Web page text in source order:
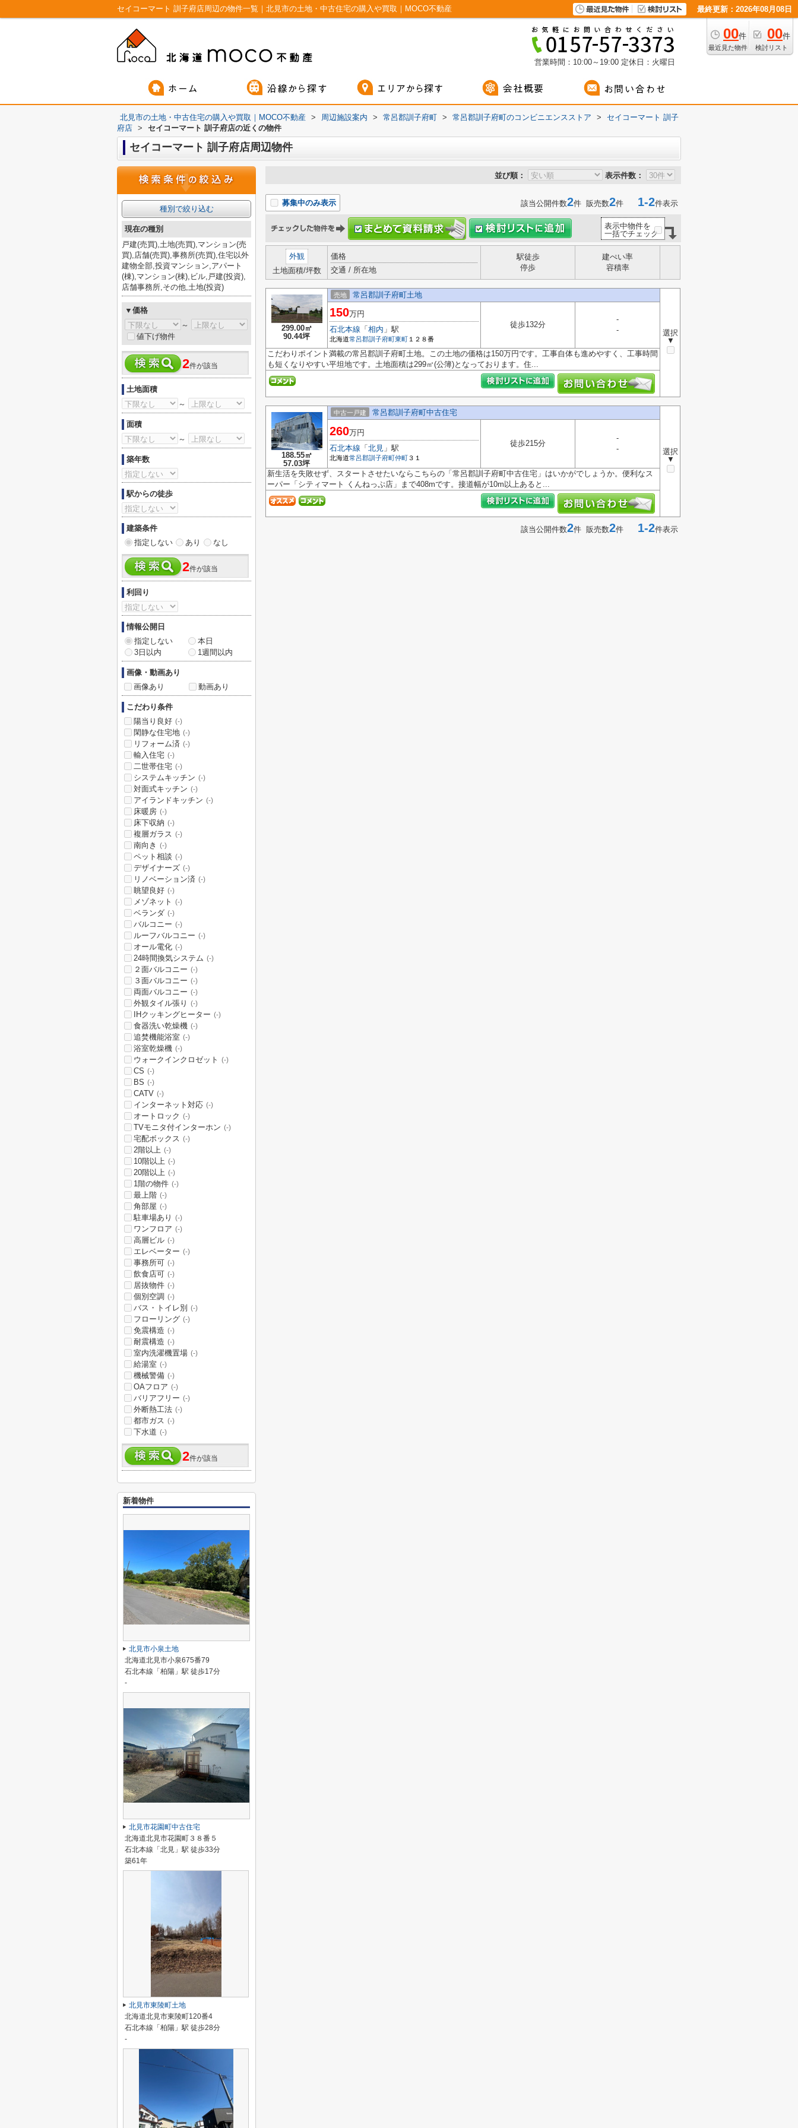
セイコーマート 訓子府店周辺の物件一覧｜北見市の土地・中古住宅の購入や買取｜MOCO不動産 最終更新：2026年08月08日
00件
最近見た物件
00件
検討リスト
営業時間：10:00～19:00 定休日：火曜日
北見市の土地・中古住宅の購入や買取｜MOCO不動産 > 周辺施設案内 > 常呂郡訓子府町 > 常呂郡訓子府町のコンビニエンスストア >
セイコーマート 訓子
府店 > セイコーマート 訓子府店の近くの物件
セイコーマート 訓子府店周辺物件
並び順： 表示件数：
募集中のみ表示 該当公開件数2件 販売数2件 1-2件表示
表示中物件を
一括でチェック
外観
土地面積/坪数
価格
交通 / 所在地
駅徒歩
停歩
建ぺい率
容積率
299.00㎡
90.44坪
売地 常呂郡訓子府町土地
選択
▼
150万円
石北本線 「 相内 」駅
北海道常呂郡訓子府町東町 １２８番
徒歩132分
-
-
こだわりポイント満載の常呂郡訓子府町土地。この土地の価格は150万円です。工事自体も進めやすく、工事時間
も短くなりやすい平坦地です。土地面積は299㎡(公簿)となっております。住...
188.55㎡
57.03坪
中古一戸建 常呂郡訓子府町中古住宅
選択
▼
260万円
石北本線 「 北見 」駅
北海道常呂郡訓子府町仲町 ３１
徒歩215分
-
-
新生活を失敗せず、スタートさせたいならこちらの「常呂郡訓子府町中古住宅」はいかがでしょうか。便利なス
ーパー「シティマート くんねっぷ店」まで408mです。接道幅が10m以上あると...
該当公開件数2件 販売数2件 1-2件表示
種別で絞り込む
現在の種別
戸建(売買),土地(売買),マンション(売
買),店舗(売買),事務所(売買),住宅以外
建物全部,投資マンション,アパート
(棟),マンション(棟),ビル,戸建(投資),
店舗事務所,その他,土地(投資)
▼価格
～
値下げ物件
2件が該当
土地面積
～
面積
～
築年数
駅からの徒歩
建築条件
指定しない
あり なし
2件が該当
利回り
情報公開日
指定しない
本日
3日以内
1週間以内
画像・動画あり
画像あり
動画あり
こだわり条件
陽当り良好 (-)
閑静な住宅地 (-)
リフォーム済 (-)
輸入住宅 (-)
二世帯住宅 (-)
システムキッチン (-)
対面式キッチン (-)
アイランドキッチン (-)
床暖房 (-)
床下収納 (-)
複層ガラス (-)
南向き (-)
ペット相談 (-)
デザイナーズ (-)
リノベーション済 (-)
眺望良好 (-)
メゾネット (-)
ベランダ (-)
バルコニー (-)
ルーフバルコニー (-)
オール電化 (-)
24時間換気システム (-)
２面バルコニー (-)
３面バルコニー (-)
両面バルコニー (-)
外観タイル張り (-)
IHクッキングヒーター (-)
食器洗い乾燥機 (-)
追焚機能浴室 (-)
浴室乾燥機 (-)
ウォークインクロゼット (-)
CS (-)
BS (-)
CATV (-)
インターネット対応 (-)
オートロック (-)
TVモニタ付インターホン (-)
宅配ボックス (-)
2階以上 (-)
10階以上 (-)
20階以上 (-)
1階の物件 (-)
最上階 (-)
角部屋 (-)
駐車場あり (-)
ワンフロア (-)
高層ビル (-)
エレベーター (-)
事務所可 (-)
飲食店可 (-)
居抜物件 (-)
個別空調 (-)
バス・トイレ別 (-)
フローリング (-)
免震構造 (-)
耐震構造 (-)
室内洗濯機置場 (-)
給湯室 (-)
機械警備 (-)
OAフロア (-)
バリアフリー (-)
外断熱工法 (-)
都市ガス (-)
下水道 (-)
2件が該当
新着物件
北見市小泉土地
北海道北見市小泉675番79
石北本線「柏陽」駅 徒歩17分
-
北見市花園町中古住宅
北海道北見市花園町３８番５
石北本線「北見」駅 徒歩33分
築61年
北見市東陵町土地
北海道北見市東陵町120番4
石北本線「柏陽」駅 徒歩28分
-